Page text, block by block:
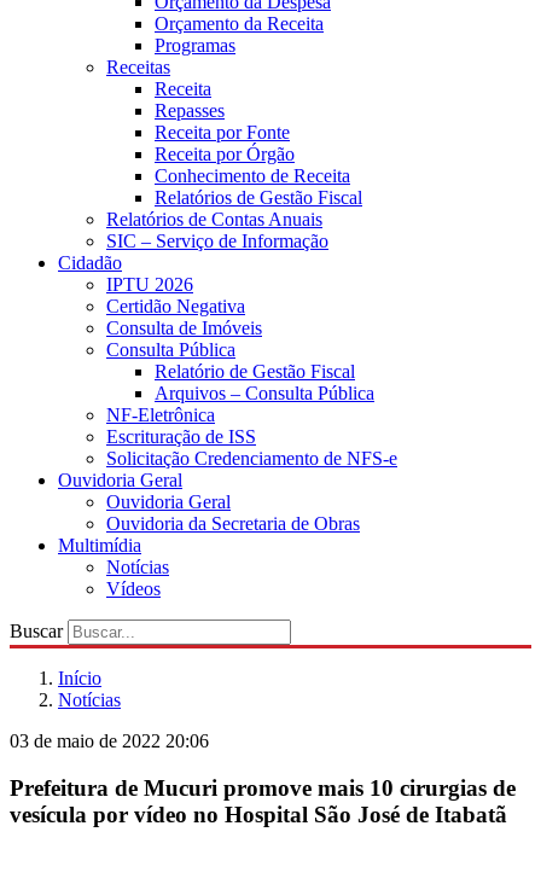
Orçamento da Receita
Programas
Receitas
Receita
Repasses
Receita por Fonte
Receita por Órgão
Conhecimento de Receita
Relatórios de Gestão Fiscal
Relatórios de Contas Anuais
SIC – Serviço de Informação
Cidadão
IPTU 2026
Certidão Negativa
Consulta de Imóveis
Consulta Pública
Relatório de Gestão Fiscal
Arquivos – Consulta Pública
NF-Eletrônica
Escrituração de ISS
Solicitação Credenciamento de NFS-e
Ouvidoria Geral
Ouvidoria Geral
Ouvidoria da Secretaria de Obras
Multimídia
Notícias
Vídeos
Buscar
Início
Notícias
03 de maio de 2022 20:06
Prefeitura de Mucuri promove mais 10 cirurgias de
vesícula por vídeo no Hospital São José de Itabatã